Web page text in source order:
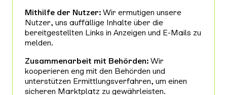
Mithilfe der Nutzer: Wir ermutigen unsere
Nutzer, uns auffällige Inhalte über die
bereitgestellten Links in Anzeigen und E-Mails zu
melden.
Zusammenarbeit mit Behörden: Wir
kooperieren eng mit den Behörden und
unterstützen Ermittlungsverfahren, um einen
sicheren Marktplatz zu gewährleisten.